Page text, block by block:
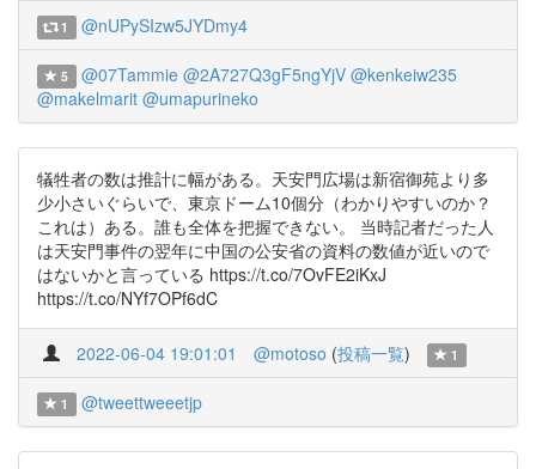
1 @nUPySIzw5JYDmy4
5 @07Tammie @2A727Q3gF5ngYjV @kenkeiw235
@makelmarit @umapurineko
犠牲者の数は推計に幅がある。天安門広場は新宿御苑より多
少小さいぐらいで、東京ドーム10個分（わかりやすいのか？
これは）ある。誰も全体を把握できない。 当時記者だった人
は天安門事件の翌年に中国の公安省の資料の数値が近いので
はないかと言っている https://t.co/7OvFE2iKxJ
https://t.co/NYf7OPf6dC
2022-06-04 19:01:01 @motoso (投稿一覧) 1
1 @tweettweeetjp